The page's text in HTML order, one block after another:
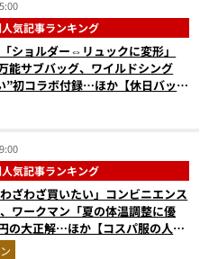
気記事ランキング
ショルダー⇔リュックに変形」
能サブバッグ、ワイルドシング
”初コラボ付録…ほか【休日バッグ
ンキングベスト3】（2026年6月
気記事ランキング
ざわざ買いたい」コンビニエンス
ワークマン「夏の体温調整に優
の大正解…ほか【コスパ服の人気
グベスト3】（2026年6月版）